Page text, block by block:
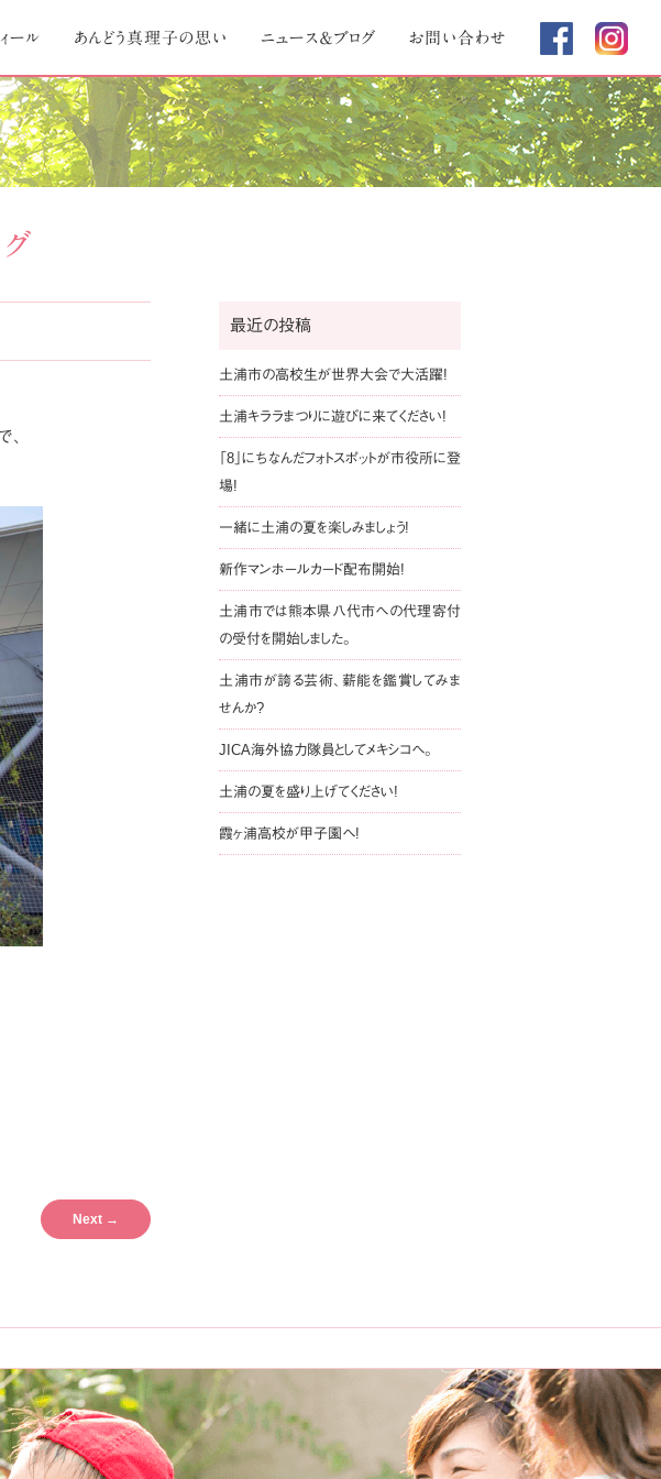
ール あんどう真理子の思い ニュース＆ブログ お問い合わせ
Next →
最近の投稿
土浦市の高校生が世界大会で大活躍!
土浦キララまつりに遊びに来てください!
「8」にちなんだフォトスポットが市役所に登
場!
一緒に土浦の夏を楽しみましょう!
新作マンホールカード配布開始!
土浦市では熊本県八代市への代理寄付
の受付を開始しました。
土浦市が誇る芸術、薪能を鑑賞してみま
せんか?
JICA海外協力隊員としてメキシコへ。
土浦の夏を盛り上げてください!
霞ヶ浦高校が甲子園へ!